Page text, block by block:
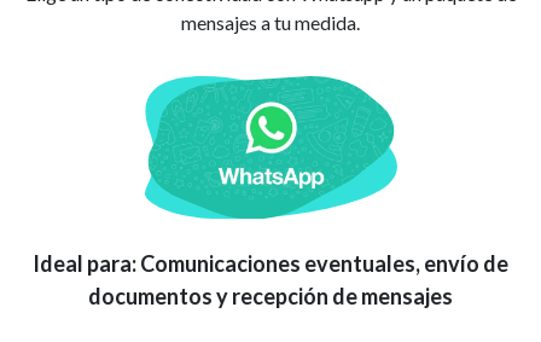
mensajes a tu medida.
Ideal para: Comunicaciones eventuales, envío de
documentos y recepción de mensajes